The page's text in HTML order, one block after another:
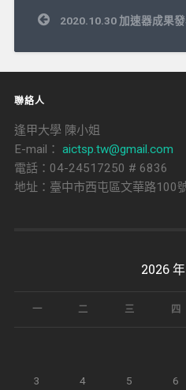
文
章
覽
2020.10.30 加速器成果
聯絡人
逢甲大學 陳小姐
E-mail： aictsp.tw@gmail.com
電話：04-24517250 # 6836
地址：臺中市西屯區文華路100
2026
一 二 三 四
3 4 5 6